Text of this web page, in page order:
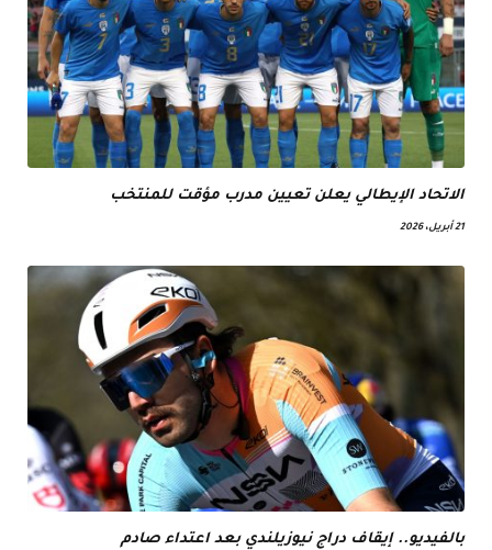
الاتحاد الإيطالي يعلن تعيين مدرب مؤقت للمنتخب
21 أبريل، 2026
بالفيديو.. إيقاف دراج نيوزيلندي بعد اعتداء صادم